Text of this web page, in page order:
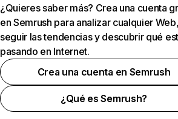
¿Quieres saber más? Crea una cuenta
en Semrush para analizar cualquier
seguir las tendencias y descubrir qué
pasando en Internet.
Crea una cuenta en Semrush
¿Qué es Semrush?